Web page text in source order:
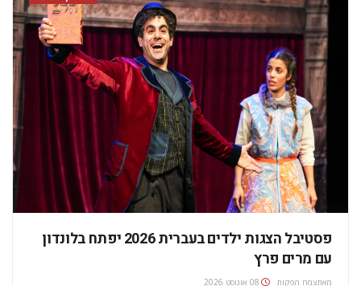
פסטיבל הצגות ילדים בעברית 2026 יפתח בלונדון
עם מרים פרץ
מאתצמח הפקות 08 אוגוסט 2026